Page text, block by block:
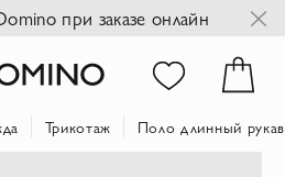
при заказе онлайн
Трикотаж Поло длинный рукав